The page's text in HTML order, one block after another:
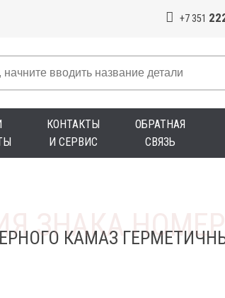
+7 351
КОНТАКТЫ
И СЕРВИС
ОБРАТНАЯ
СВЯЗЬ
КАМАЗ